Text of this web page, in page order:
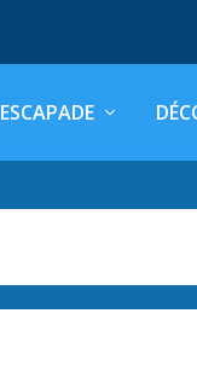
ESCAPADE